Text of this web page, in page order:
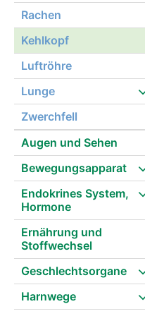
Rachen
Kehlkopf
Luftröhre
Lunge
Zwerchfell
Augen und Sehen
Bewegungsapparat
Endokrines System,
Hormone
Ernährung und
Stoffwechsel
Geschlechtsorgane
Harnwege